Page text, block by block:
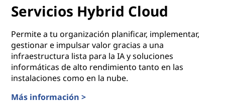
Servicios Hybrid Cloud
Permite a tu organización planificar, implementar,
gestionar e impulsar valor gracias a una
infraestructura lista para la IA y soluciones
informáticas de alto rendimiento tanto en las
instalaciones como en la nube.
Más información >